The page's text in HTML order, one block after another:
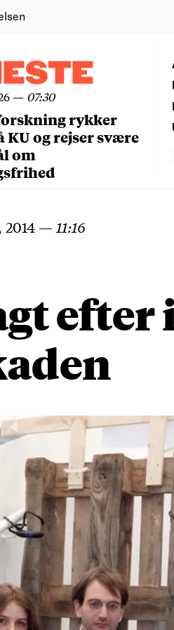
— 07:30
rykker
KU og rejser svære
om
2014 — 11:16